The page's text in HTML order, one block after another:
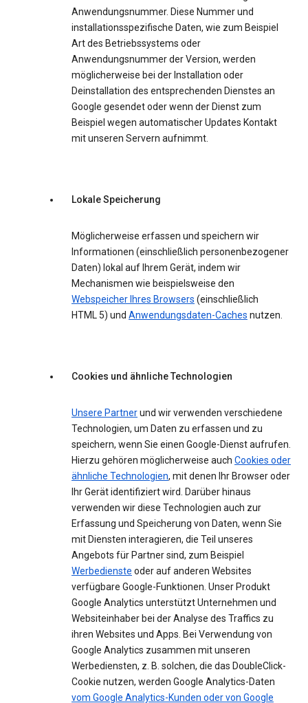
Anwendungsnummer. Diese Nummer und
installationsspezifische Daten, wie zum Beispiel
Art des Betriebssystems oder
Anwendungsnummer der Version, werden
möglicherweise bei der Installation oder
Deinstallation des entsprechenden Dienstes an
Google gesendet oder wenn der Dienst zum
Beispiel wegen automatischer Updates Kontakt
mit unseren Servern aufnimmt.
Lokale Speicherung
Möglicherweise erfassen und speichern wir
Informationen (einschließlich personenbezogener
Daten) lokal auf Ihrem Gerät, indem wir
Mechanismen wie beispielsweise den
Webspeicher Ihres Browsers (einschließlich
HTML 5) und Anwendungsdaten-Caches nutzen.
Cookies und ähnliche Technologien
Unsere Partnerund wir verwenden verschiedene
Technologien, um Daten zu erfassen und zu
speichern, wenn Sie einen Google-Dienst aufrufen.
Hierzu gehören möglicherweise auch Cookies oder
ähnliche Technologien, mit denen Ihr Browser oder
Ihr Gerät identifiziert wird. Darüber hinaus
verwenden wir diese Technologien auch zur
Erfassung und Speicherung von Daten, wenn Sie
mit Diensten interagieren, die Teil unseres
Angebots für Partner sind, zum Beispiel
Werbedienste oder auf anderen Websites
verfügbare Google-Funktionen. Unser Produkt
Google Analytics unterstützt Unternehmen und
Websiteinhaber bei der Analyse des Traffics zu
ihren Websites und Apps. Bei Verwendung von
Google Analytics zusammen mit unseren
Werbediensten, z. B. solchen, die das DoubleClick-
Cookie nutzen, werden Google Analytics-Daten
vom Google Analytics-Kunden oder von Google